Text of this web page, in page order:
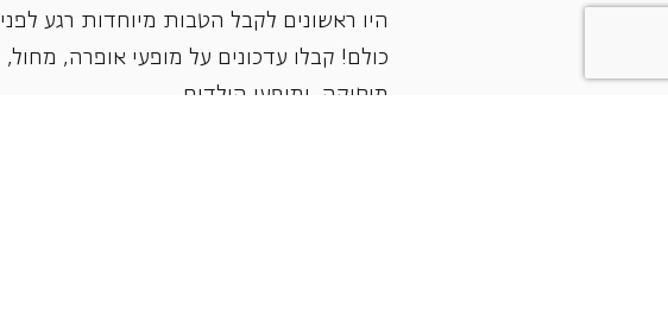
היו ראשונים לקבל הטבות מיוחדות רגע לפני
כולם! קבלו עדכונים על מופעי אופרה, ‏מחול,
‏מוסיקה, ומופעי הילדים.